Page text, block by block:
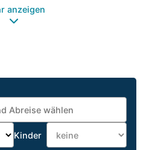
anzeigen
Kinder